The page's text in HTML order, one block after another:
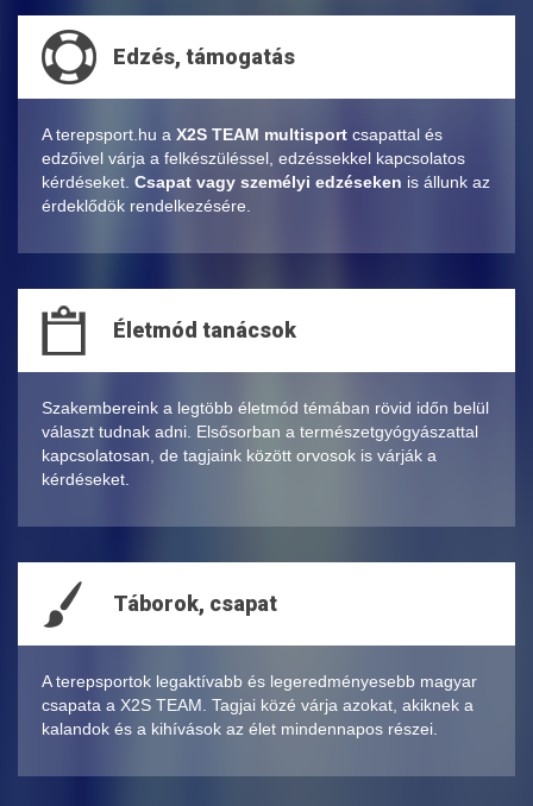
Edzés, támogatás
A terepsport.hu a X2S TEAM multisport csapattal és
edzőivel várja a felkészüléssel, edzéssekkel kapcsolatos
kérdéseket. Csapat vagy személyi edzéseken is állunk az
érdeklődök rendelkezésére.
Életmód tanácsok
Szakembereink a legtöbb életmód témában rövid időn belül
választ tudnak adni. Elsősorban a természetgyógyászattal
kapcsolatosan, de tagjaink között orvosok is várják a
kérdéseket.
Táborok, csapat
A terepsportok legaktívabb és legeredményesebb magyar
csapata a X2S TEAM. Tagjai közé várja azokat, akiknek a
kalandok és a kihívások az élet mindennapos részei.